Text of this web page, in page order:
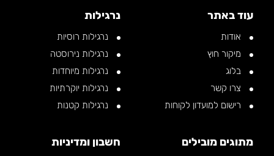
עוד באתר
אודות
מיקור חוץ
בלוג
צרו קשר
רישום למועדון לקוחות
נרגילות
נרגילות רוסיות
נרגילות נירוסטה
נרגילות מיוחדות
נרגילות יוקרתיות
נרגילות קטנות
מתוגים מובילים חשבון ומדיניות